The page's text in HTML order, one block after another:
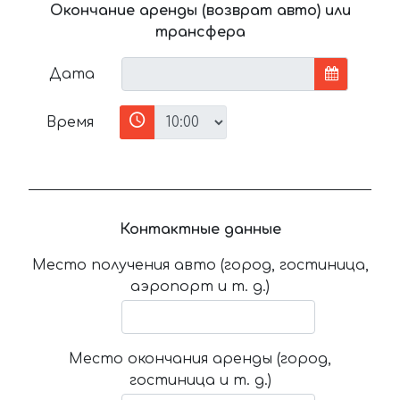
Окончание аренды (возврат авто) или
трансфера
Дата
Время
Контактные данные
Место получения авто (город, гостиница,
аэропорт и т. д.)
Место окончания аренды (город,
гостиница и т. д.)